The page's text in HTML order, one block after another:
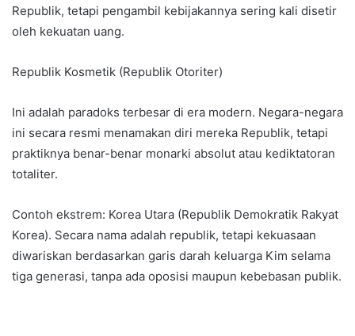
Republik, tetapi pengambil kebijakannya sering kali disetir
oleh kekuatan uang.
Republik Kosmetik (Republik Otoriter)
​Ini adalah paradoks terbesar di era modern. Negara-negara
ini secara resmi menamakan diri mereka Republik, tetapi
praktiknya benar-benar monarki absolut atau kediktatoran
totaliter.
​Contoh ekstrem: Korea Utara (Republik Demokratik Rakyat
Korea). Secara nama adalah republik, tetapi kekuasaan
diwariskan berdasarkan garis darah keluarga Kim selama
tiga generasi, tanpa ada oposisi maupun kebebasan publik.